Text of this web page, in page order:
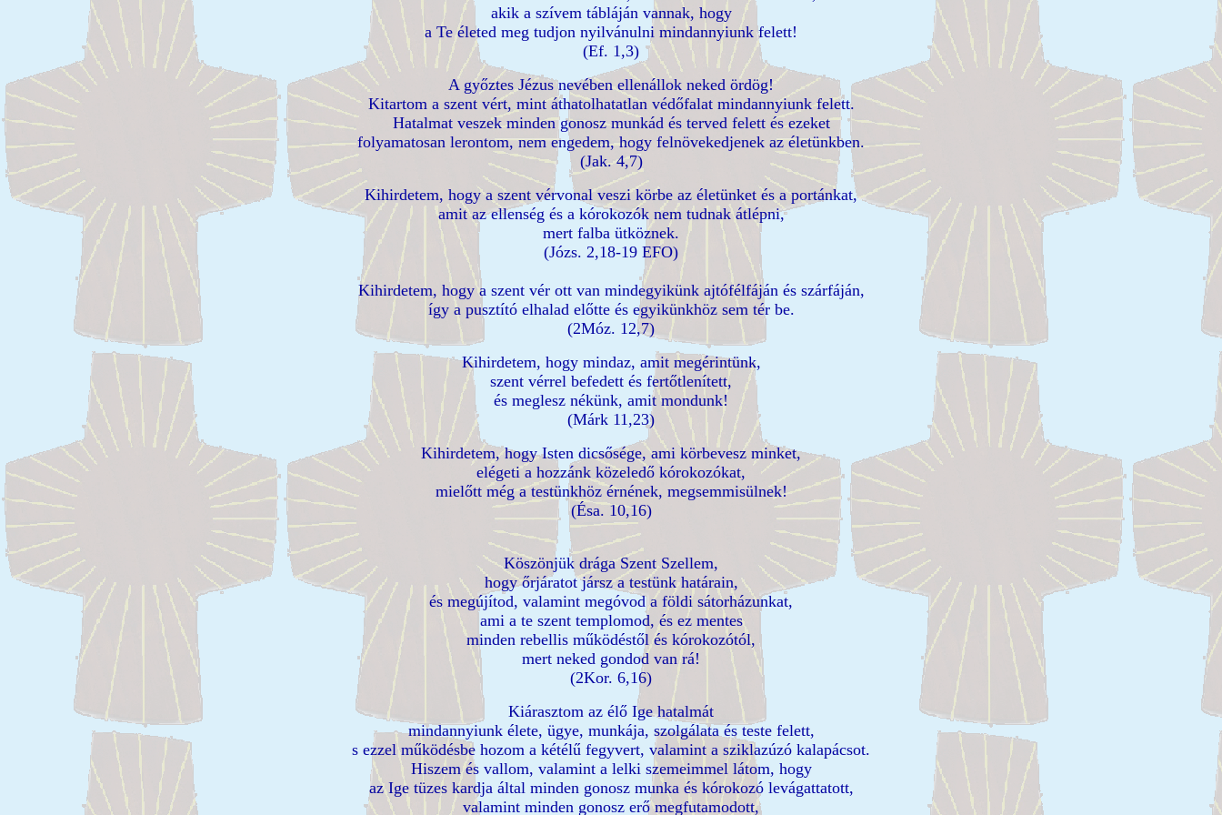
akik a szívem tábláján vannak, hogy
a Te életed meg tudjon nyilvánulni mindannyiunk felett!
(Ef. 1,3)
A győztes Jézus nevében ellenállok neked ördög!
Kitartom a szent vért, mint áthatolhatatlan védőfalat mindannyiunk felett.
Hatalmat veszek minden gonosz munkád és terved felett és ezeket
folyamatosan lerontom, nem engedem, hogy felnövekedjenek az életünkben.
(Jak. 4,7)
Kihirdetem, hogy a szent vérvonal veszi körbe az életünket és a portánkat,
amit az ellenség és a kórokozók nem tudnak átlépni,
mert falba ütköznek.
(Józs. 2,18-19 EFO)
Kihirdetem, hogy a szent vér ott van mindegyikünk ajtófélfáján és szárfáján,
így a pusztító elhalad előtte és egyikünkhöz sem tér be.
(2Móz. 12,7)
Kihirdetem, hogy mindaz, amit megérintünk,
szent vérrel befedett és fertőtlenített,
és meglesz nékünk, amit mondunk!
(Márk 11,23)
Kihirdetem, hogy Isten dicsősége, ami körbevesz minket,
elégeti a hozzánk közeledő kórokozókat,
mielőtt még a testünkhöz érnének, megsemmisülnek!
(Ésa. 10,16)
Köszönjük drága Szent Szellem,
hogy őrjáratot jársz a testünk határain,
és megújítod, valamint megóvod a földi sátorházunkat,
ami a te szent templomod, és ez mentes
minden rebellis működéstől és kórokozótól,
mert neked gondod van rá!
(2Kor. 6,16)
Kiárasztom az élő Ige hatalmát
mindannyiunk élete, ügye, munkája, szolgálata és teste felett,
s ezzel működésbe hozom a kétélű fegyvert, valamint a sziklazúzó kalapácsot.
Hiszem és vallom, valamint a lelki szemeimmel látom, hogy
az Ige tüzes kardja által minden gonosz munka és kórokozó levágattatott,
valamint minden gonosz erő megfutamodott,